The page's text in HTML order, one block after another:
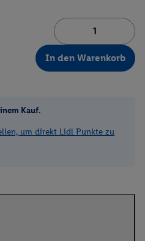
In den Warenkorb
Kauf.
um direkt Lidl Punkte zu